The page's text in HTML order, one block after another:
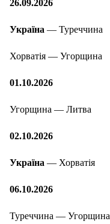
26.09.2026
Україна — Туреччина
Хорватія — Угорщина
01.10.2026
Угорщина — Литва
02.10.2026
Україна — Хорватія
06.10.2026
Туреччина — Угорщина